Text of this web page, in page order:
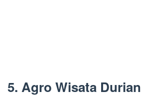
5. Agro Wisata Durian